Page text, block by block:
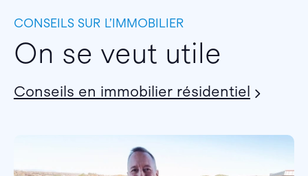
CONSEILS SUR L’IMMOBILIER
On se veut utile
Conseils en immobilier résidentiel